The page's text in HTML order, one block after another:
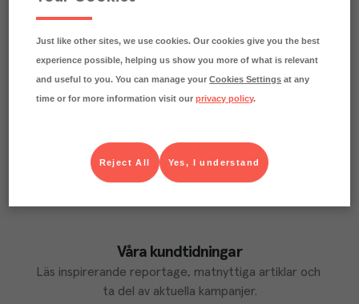
Varje kilo av varan påverkar klimatet motsvarande
Läs mer om hur vi beräknar klimatavtryck
Våra kundtidningar
Läs inspirerande reportage, matnyttiga artiklar och
ta del av aktuella kampanjer.
Just like other sites, we use cookies. Our cookies give you the best
experience possible, helping us show you more of what is relevant
and useful to you. You can manage yourCookies Settings at any
time or for more information visit ourprivacy policy.
Yes, I understand
Reject All